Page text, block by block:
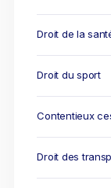
Droit de la
Droit du sport
Contentieux
Droit des